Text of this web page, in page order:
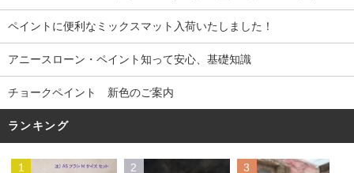
ペイントに便利なミックスマット入荷いたしました！
アニースローン・ペイント知って安心、基礎知識
チョークペイント 新色のご案内
ランキング
1 2 3